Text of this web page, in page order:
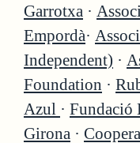
Garrotxa ·
Empordà·
Independent) ·
Foundation ·
Azul · Fundació
Girona ·